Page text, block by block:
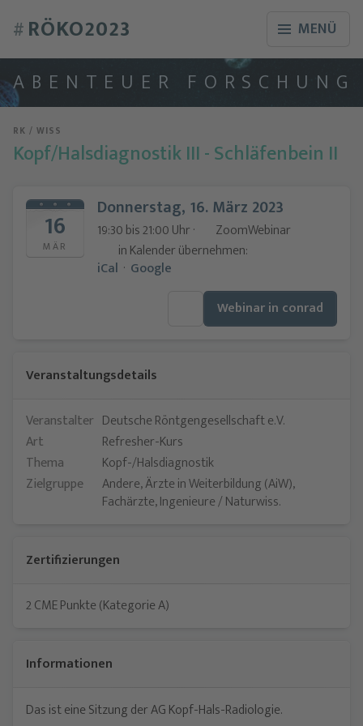
#RÖKO2023 MENÜ
A B E N T E U E R F O R S C H U N G
RK / WISS
Kopf/Halsdiagnostik III - Schläfenbein II
16
MÄR
Donnerstag, 16. März 2023
19:30 bis 21:00 Uhr ·
ZoomWebinar
in Kalender übernehmen:
iCal · Google
Webinar in conrad
Veranstaltungsdetails
Veranstalter Deutsche Röntgengesellschaft e.V.
Art
Refresher-Kurs
Thema
Kopf-/Halsdiagnostik
Zielgruppe
Andere, Ärzte in Weiterbildung (AiW),
Fachärzte, Ingenieure / Naturwiss.
Zertifizierungen
2 CME Punkte (Kategorie A)
Informationen
Das ist eine Sitzung der AG Kopf-Hals-Radiologie.